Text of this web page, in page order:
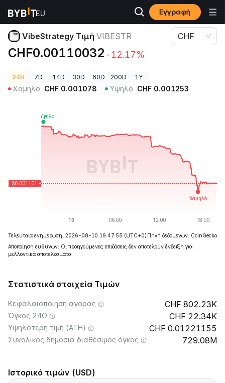
Εγγραφή
Τιμές Κρυπτονομισμάτων VibeStrategy Τιμή VIBESTR
VibeStrategy Τιμή VIBESTR
CHF0.00110032 -12.17%
CHF
24H 7D 14D 30D 60D 200D 1Y
Χαμηλό CHF 0.001078 Υψηλό CHF 0.001253
Τελευταία ενημέρωση: 2026-08-10 19:47:55 (UTC+0) Πηγή δεδομένων: CoinGecko
Αποποίηση ευθυνών: Οι προηγούμενες επιδόσεις δεν αποτελούν ένδειξη για
μελλοντικά αποτελέσματα.
Στατιστικά στοιχεία Τιμών
Κεφαλαιοποίηση αγοράς 802.23K
Όγκος 24Ω 22.34K
Υψηλότερη τιμή (ATH) 0.01221155
Συνολικός δημόσια διαθέσιμος όγκος 729.08M
Ιστορικό τιμών (USD)